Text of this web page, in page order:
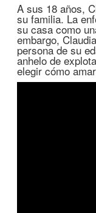
A sus 18 años,
su familia. La
su casa como
embargo,
persona de su
anhelo de
elegir cómo